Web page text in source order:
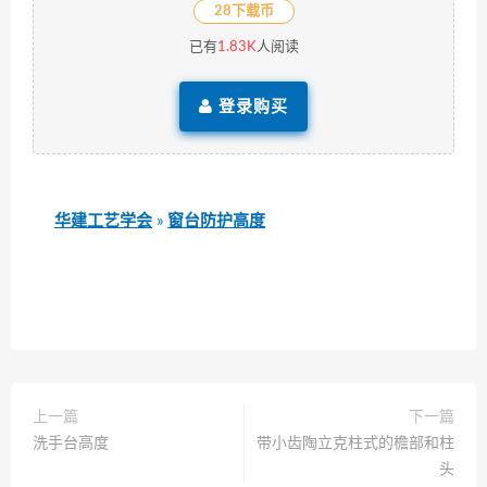
28下载币
已有1.83K人阅读
登录购买
华建工艺学会 » 窗台防护高度
上一篇
洗手台高度
下一篇
带小齿陶立克柱式的檐部和柱
头